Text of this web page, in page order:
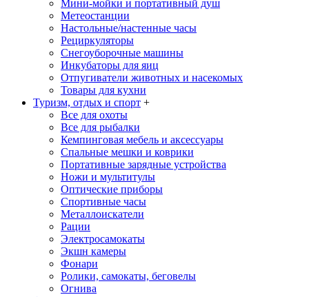
Мини-мойки и портативный душ
Метеостанции
Настольные/настенные часы
Рециркуляторы
Снегоуборочные машины
Инкубаторы для яиц
Отпугиватели животных и насекомых
Товары для кухни
Туризм, отдых и спорт +
Все для охоты
Все для рыбалки
Кемпинговая мебель и аксессуары
Спальные мешки и коврики
Портативные зарядные устройства
Ножи и мультитулы
Оптические приборы
Спортивные часы
Металлоискатели
Рации
Электросамокаты
Экшн камеры
Фонари
Ролики, самокаты, беговелы
Огнива